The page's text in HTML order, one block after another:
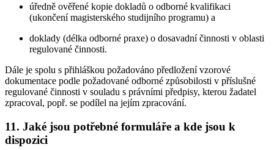
úředně ověřené kopie dokladů o odborné kvalifikaci
(ukončení magisterského studijního programu) a
doklady (délka odborné praxe) o dosavadní činnosti v oblasti
regulované činnosti.
Dále je spolu s přihláškou požadováno předložení vzorové
dokumentace podle požadované odborné způsobilosti v příslušné
regulované činnosti v souladu s právními předpisy, kterou žadatel
zpracoval, popř. se podílel na jejím zpracování.
11. Jaké jsou potřebné formuláře a kde jsou k
dispozici